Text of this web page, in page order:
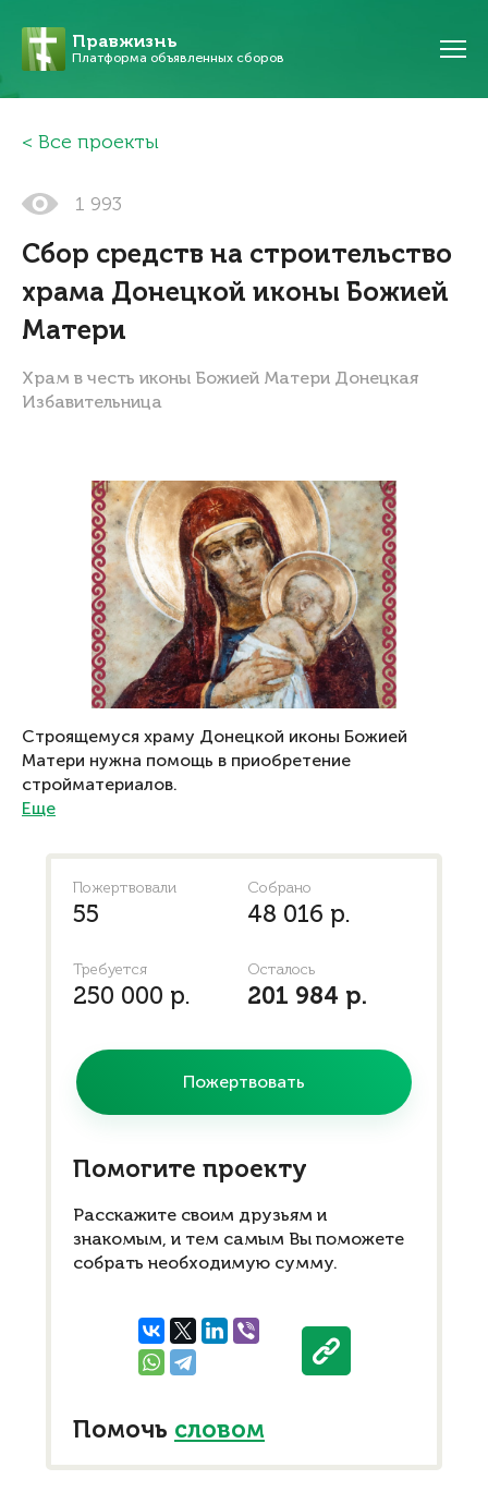
Правжизнь
Платформа объявленных сборов
Все проекты
1 993
Сбор средств на строительство
храма Донецкой иконы Божией
Матери
Храм в честь иконы Божией Матери Донецкая
Избавительница
Строящемуся храму Донецкой иконы Божией
Матери нужна помощь в приобретение
стройматериалов.
Еще
Пожертвовали
55
Собрано
48 016 р.
Требуется
250 000 р.
Осталось
201 984 р.
Пожертвовать
Помогите проекту
Расскажите своим друзьям и
знакомым, и тем самым Вы поможете
собрать необходимую сумму.
Помочь словом